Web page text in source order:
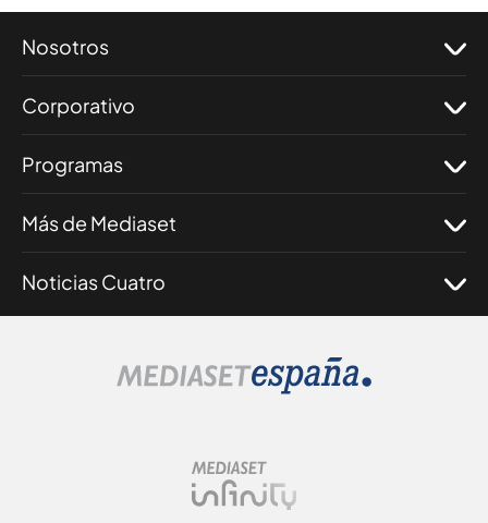
Nosotros
Corporativo
Programas
Más de Mediaset
Noticias Cuatro